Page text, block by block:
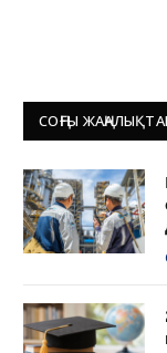
СОҢҒЫ